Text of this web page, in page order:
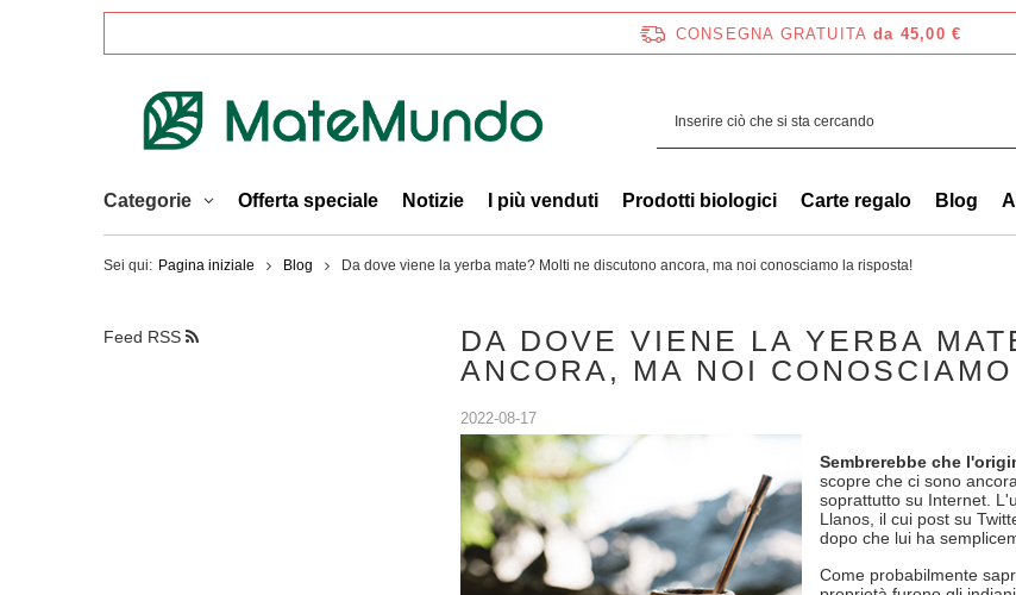
CONSEGNA GRATUITA da 45,00 €
Categorie Offerta speciale Notizie I più venduti Prodotti biologici Carte regalo Blog
Sei qui: Pagina iniziale Blog Da dove viene la yerba mate? Molti ne discutono ancora, ma noi conosciamo la risposta!
Feed RSS
DA DOVE VIENE LA YERBA
ANCORA, MA NOI
2022-08-17
Sembrerebbe che
scopre che ci sono
soprattutto su Internet.
Llanos, il cui post su
dopo che lui ha
Come probabilmente